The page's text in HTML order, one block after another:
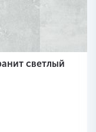
светлый